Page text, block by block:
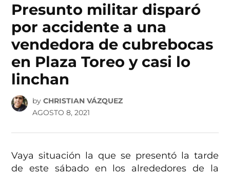
Presunto militar disparó
por accidente a una
vendedora de cubrebocas
en Plaza Toreo y casi lo
linchan
by CHRISTIAN VÁZQUEZ
AGOSTO 8, 2021
Vaya situación la que se presentó la tarde
de este sábado en los alrededores de la